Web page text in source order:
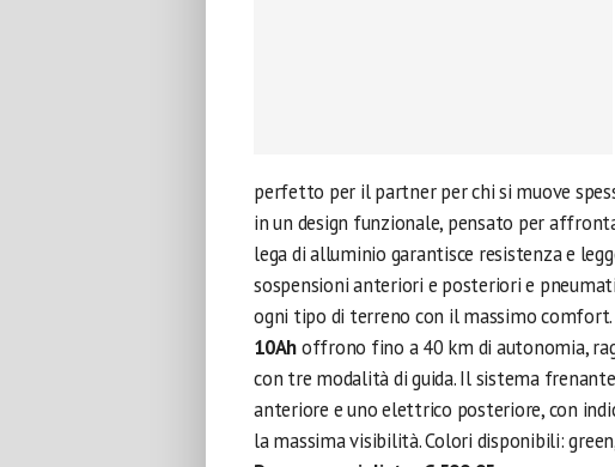
perfetto per il partner per chi si muove
in un design funzionale, pensato per
lega di alluminio garantisce resistenza e
sospensioni anteriori e posteriori e
ogni tipo di terreno con il massimo
10Ahoffrono fino a 40 km di autonomia,
con tre modalità di guida. Il sistema
anteriore e uno elettrico posteriore, con
la massima visibilità. Colori disponibili: